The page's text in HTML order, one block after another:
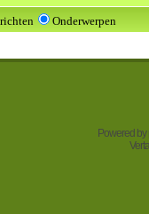
Onderwerpen
Powered by